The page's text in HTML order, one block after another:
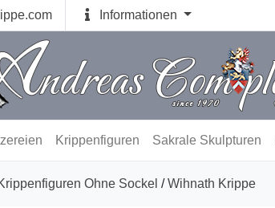
Informationen
Krippenfiguren Sakrale Skulpturen
Ohne Sockel / Wihnath Krippe